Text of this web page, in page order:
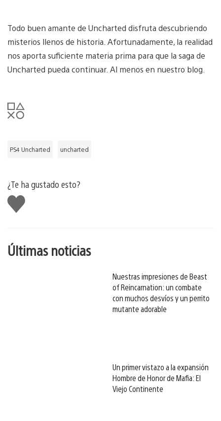
Todo buen amante de Uncharted disfruta descubriendo
misterios llenos de historia. Afortunadamente, la realidad
nos aporta suficiente materia prima para que la saga de
Uncharted pueda continuar. Al menos en nuestro blog.
PS4 Uncharted uncharted
¿Te ha gustado esto?
Me
gusta
Últimas noticias
Nuestras impresiones de Beast
of Reincarnation: un combate
con muchos desvíos y un perrito
mutante adorable
Un primer vistazo a la expansión
Hombre de Honor de Mafia: El
Viejo Continente